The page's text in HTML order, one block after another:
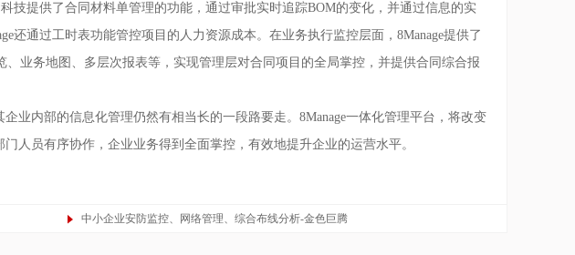
技提供了合同材料单管理的功能，通过审批实时追踪BOM的变化，并通过信息的实
还通过工时表功能管控项目的人力资源成本。在业务执行监控层面，8Manage提供了
业务地图、多层次报表等，实现管理层对合同项目的全局掌控，并提供合同综合报
业内部的信息化管理仍然有相当长的一段路要走。8Manage一体化管理平台，将改变
人员有序协作，企业业务得到全面掌控，有效地提升企业的运营水平。
中小企业安防监控、网络管理、综合布线分析-金色巨腾